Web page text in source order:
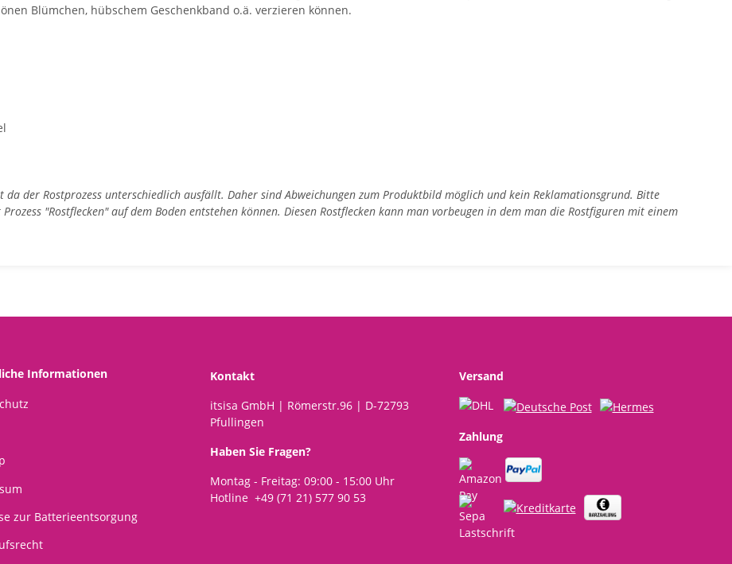
Blümchen, hübschem Geschenkband o.ä. verzieren können.
da der Rostprozess unterschiedlich ausfällt. Daher sind Abweichungen zum Produktbild möglich und kein Reklamationsgrund. Bitte
"Rostflecken" auf dem Boden entstehen können. Diesen Rostflecken kann man vorbeugen in dem man die Rostfiguren mit einem
Informationen
zur Batterieentsorgung
Kontakt
itsisa GmbH | Römerstr.96 | D-72793
Pfullingen
Haben Sie Fragen?
Montag - Freitag: 09:00 - 15:00 Uhr
Hotline +49 (71 21) 577 90 53
Versand
Zahlung